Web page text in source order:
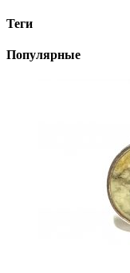
Теги
Популярные